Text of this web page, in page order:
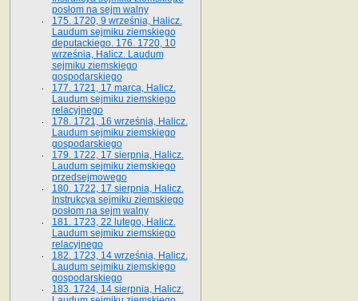
posłom na sejm walny
175. 1720, 9 września, Halicz.
Laudum sejmiku ziemskiego
deputackiego. 176. 1720, 10
września, Halicz. Laudum
sejmiku ziemskiego
gospodarskiego
177. 1721, 17 marca, Halicz.
Laudum sejmiku ziemskiego
relacyjnego
178. 1721, 16 września, Halicz.
Laudum sejmiku ziemskiego
gospodarskiego
179. 1722, 17 sierpnia, Halicz.
Laudum sejmiku ziemskiego
przedsejmowego
180. 1722, 17 sierpnia, Halicz.
Instrukcya sejmiku ziemskiego
posłom na sejm walny
181. 1723, 22 lutego, Halicz.
Laudum sejmiku ziemskiego
relacyjnego
182. 1723, 14 września, Halicz.
Laudum sejmiku ziemskiego
gospodarskiego
183. 1724, 14 sierpnia, Halicz.